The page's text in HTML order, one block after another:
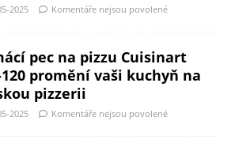
2025 Komentáře nejsou povolené
pec na pizzu Cuisinart
120 promění vaši kuchyň na
pizzerii
2025 Komentáře nejsou povolené